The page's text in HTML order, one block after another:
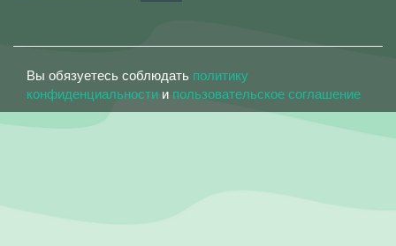
Вы обязуетесь соблюдать политику
конфиденциальности и пользовательское соглашение